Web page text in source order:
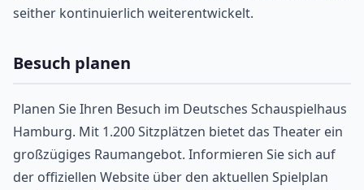
seither kontinuierlich weiterentwickelt.
Besuch planen
Planen Sie Ihren Besuch im Deutsches Schauspielhaus
Hamburg. Mit 1.200 Sitzplätzen bietet das Theater ein
großzügiges Raumangebot. Informieren Sie sich auf
der offiziellen Website über den aktuellen Spielplan